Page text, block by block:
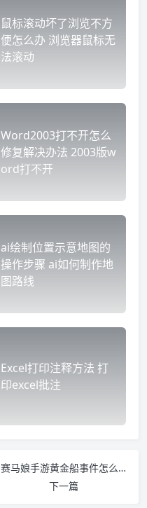
鼠标滚动坏了浏览不方
便怎么办 浏览器鼠标无
法滚动
Word2003打不开怎么
修复解决办法 2003版w
ord打不开
ai绘制位置示意地图的
操作步骤 ai如何制作地
图路线
Excel打印注释方法 打
印excel批注
赛马娘手游黄金船事件怎么选 赛马娘黄金船百度百科
下一篇